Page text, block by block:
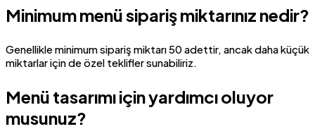
Minimum menü sipariş miktarınız nedir?
Genellikle minimum sipariş miktarı 50 adettir, ancak daha küçük
miktarlar için de özel teklifler sunabiliriz.
Menü tasarımı için yardımcı oluyor
musunuz?